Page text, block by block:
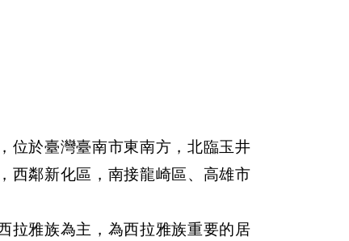
位於臺灣臺南市東南方，北臨玉井
西鄰新化區，南接龍崎區、高雄市
拉雅族為主，為西拉雅族重要的居